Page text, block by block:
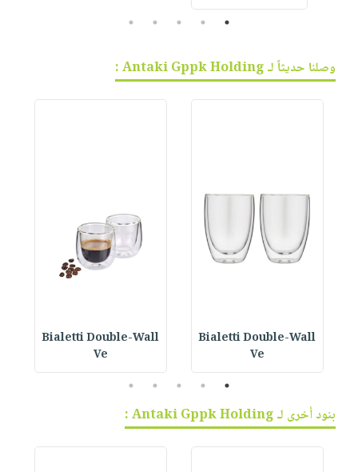
1
2
3
4
5
وصلنا حديثاً لـ Antaki Gppk Holding :
Bialetti Double-Wall
Ve
Bialetti Double-Wall
Ve
1
2
3
4
5
بنود أخرى لـ Antaki Gppk Holding :